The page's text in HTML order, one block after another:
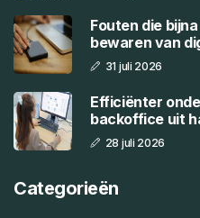
Fouten die
bewaren van
31 juli 2026
Efficiënter
backoffice uit
28 juli 2026
Categorieën